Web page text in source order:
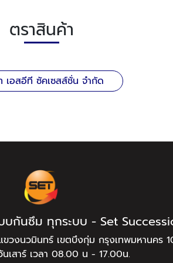
ตราสินค้า
เอสอีที ซัคเซสส์ชั่น จำกัด
กันซึม ทุกระบบ - Set
ขวงนวมินทร์ เขตบึงกุ่ม กรุงเทพมหานคร
เสาร์ เวลา 08.00 น - 17.00น.